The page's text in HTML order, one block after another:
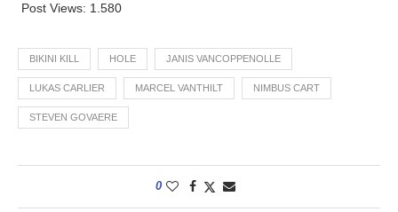
Post Views: 1.580
BIKINI KILL HOLE JANIS VANCOPPENOLLE
LUKAS CARLIER MARCEL VANTHILT NIMBUS CART
STEVEN GOVAERE
0